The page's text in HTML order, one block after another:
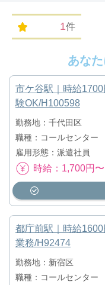
1件
あな
市ケ谷駅｜時給
験OK/H100598
勤務地：千代田区
職種：コールセンター
雇用形態：派遣社員
時給：1,700円〜
都庁前駅｜時給
業務/H92474
勤務地：新宿区
職種：コールセンター